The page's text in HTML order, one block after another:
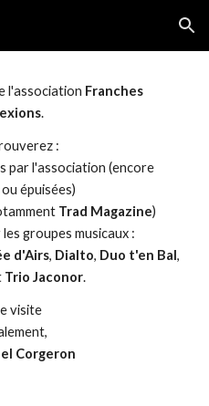
Skip to navigation
l'association Franches
.
:
par l'association (encore
épuisées)
Trad Magazine)
groupes musicaux :
d'Airs, Dialto, Duo t'en Bal,
Trio Jaconor.
visite
Corgeron